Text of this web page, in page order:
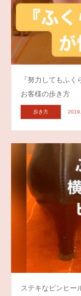
『努力してもふ
お客様の歩き方
歩き方
ステキなピンヒー